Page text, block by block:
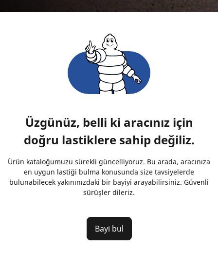
Üzgünüz, belli ki aracınız için
doğru lastiklere sahip değiliz.
Ürün kataloğumuzu sürekli güncelliyoruz. Bu arada, aracınıza
en uygun lastiği bulma konusunda size tavsiyelerde
bulunabilecek yakınınızdaki bir bayiyi arayabilirsiniz. Güvenli
sürüşler dileriz.
Bayi bul